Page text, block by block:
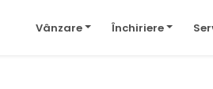
Vânzare Închiriere